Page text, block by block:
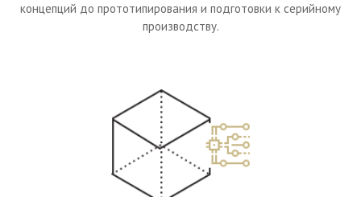
концепций до прототипирования и подготовки к серийному
производству.